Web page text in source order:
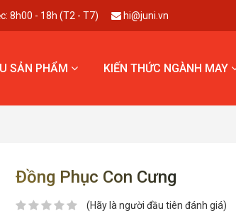
8h00 - 18h (T2 - T7) hi@juni.vn
SẢN PHẨM KIẾN THỨC NGÀNH MAY
Đồng Phục Con Cưng
(Hãy là người đầu tiên đánh giá)